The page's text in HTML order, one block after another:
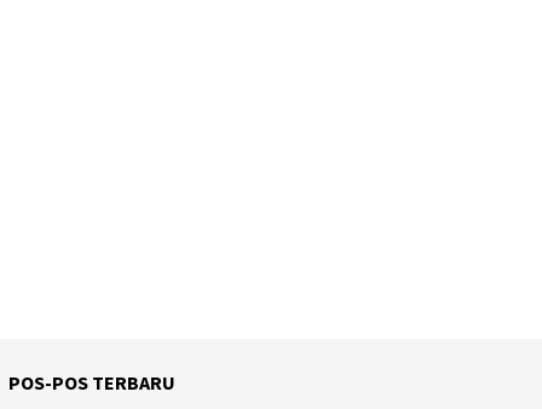
POS-POS TERBARU